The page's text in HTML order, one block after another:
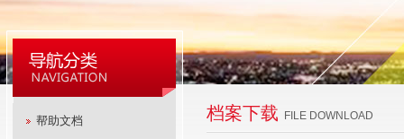
帮助文档 档案下载 FILE DOWNLOAD